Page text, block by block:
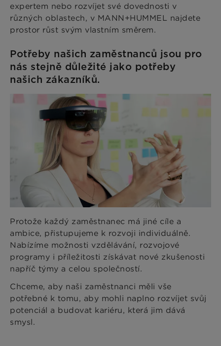
expertem nebo rozvíjet své dovednosti v
různých oblastech, v MANN+HUMMEL najdete
prostor růst svým vlastním směrem.
Potřeby našich zaměstnanců jsou pro
nás stejně důležité jako potřeby
našich zákazníků.
Protože každý zaměstnanec má jiné cíle a
ambice, přistupujeme k rozvoji individuálně.
Nabízíme možnosti vzdělávání, rozvojové
programy i příležitosti získávat nové zkušenosti
napříč týmy a celou společností.
Chceme, aby naši zaměstnanci měli vše
potřebné k tomu, aby mohli naplno rozvíjet svůj
potenciál a budovat kariéru, která jim dává
smysl.